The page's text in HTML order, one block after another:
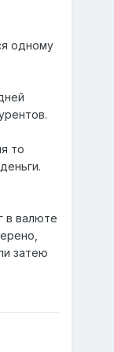
одному
то
в валюте
затею